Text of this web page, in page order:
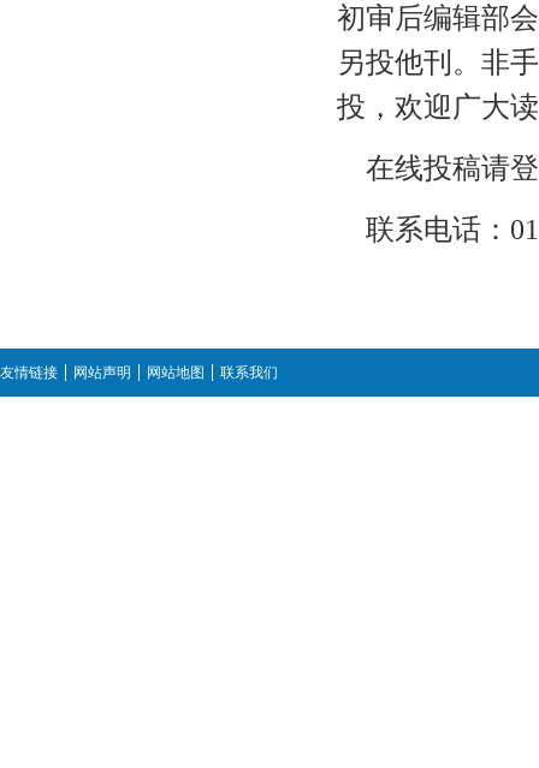
初审后编辑部
另投他刊。非
投，欢迎广大
在线投稿请
联系电话：
友情链接 网站声明 网站地图 联系我们